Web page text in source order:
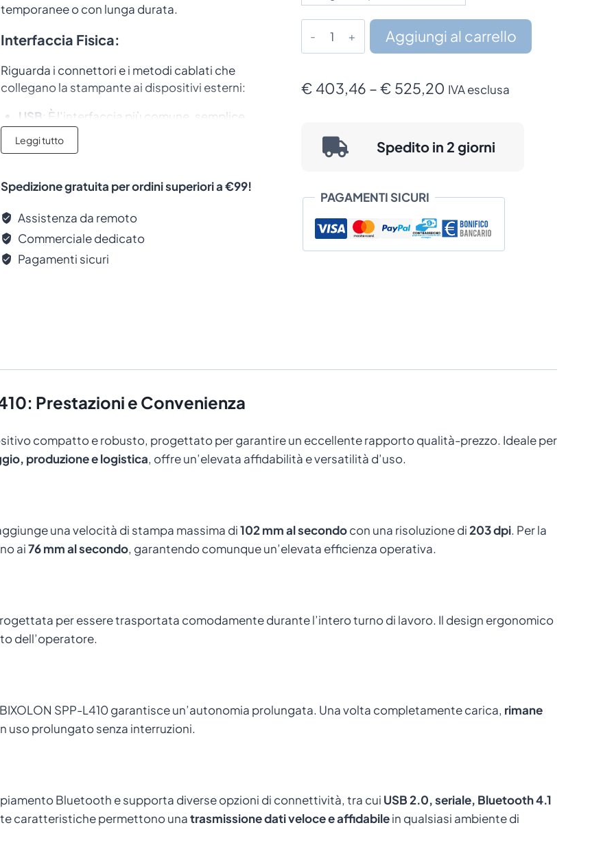
temporanee o con lunga durata.
Interfaccia Fisica:
Riguarda i connettori e i metodi cablati che
collegano la stampante ai dispositivi esterni:
USB: È l’interfaccia più comune, semplice
da configurare e adatta per un
collegamento diretto con un computer.
ancora utilizzate in alcune applicazioni
Interfaccia Wireless:
Riguarda i metodi senza fili per la connessione
Bluetooth: Ideale per connessioni a breve
Leggi tutto
Spedizione gratuita per ordini superiori a €99!
Assistenza da remoto
Commerciale dedicato
Pagamenti sicuri
L410
Aggiungi al carrello
€ 403,46 –€ 525,20 Fascia
da
€ 525,20
IVA esclusa
Spedito in 2 giorni
PAGAMENTI SICURI
Prestazioni e Convenienza
compatto e robusto, progettato per garantire un eccellente rapporto qualità-prezzo. Ideale per
produzione e logistica, offre un’elevata affidabilità e versatilità d’uso.
una velocità di stampa massima di102 mm al secondocon una risoluzione di203 dpi. Per la
ai76 mm al secondo, garantendo comunque un’elevata efficienza operativa.
per essere trasportata comodamente durante l’intero turno di lavoro. Il design ergonomico
dell’operatore.
SPP-L410 garantisce un’autonomia prolungata. Una volta completamente carica, rimane
uso prolungato senza interruzioni.
Bluetooth e supporta diverse opzioni di connettività, tra cui USB 2.0, seriale, Bluetooth 4.1
caratteristiche permettono unatrasmissione dati veloce e affidabilein qualsiasi ambiente di